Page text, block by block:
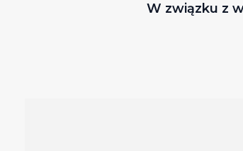
W związku z